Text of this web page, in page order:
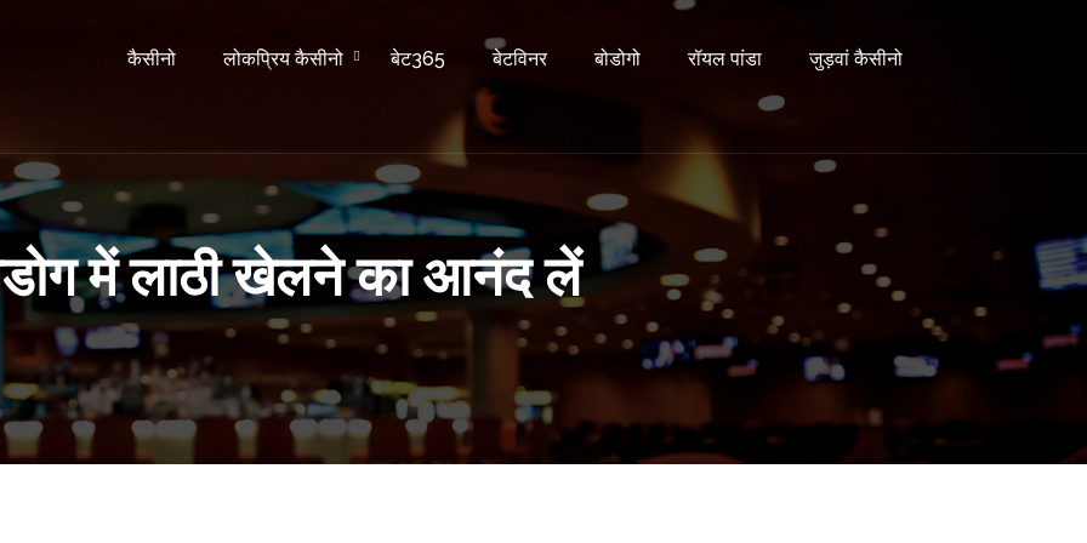
कैसीनो लोकप्रिय कैसीनो बेट365 बेटविनर बोडोगो रॉयल पांडा जुड़वां कैसीनो
में लाठी खेलने का आनंद लें